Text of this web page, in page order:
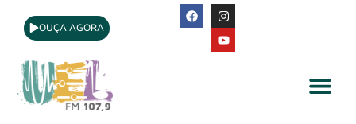
OUÇA AGORA